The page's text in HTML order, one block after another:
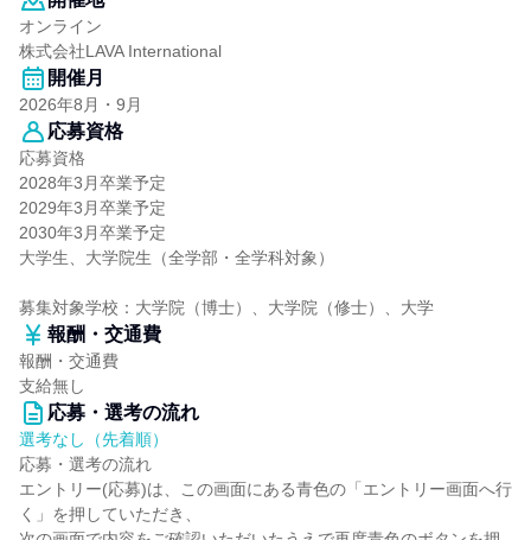
オンライン
株式会社LAVA International
開催月
2026年8月・9月
応募資格
応募資格
2028年3月卒業予定
2029年3月卒業予定
2030年3月卒業予定
大学生、大学院生（全学部・全学科対象）
募集対象学校：大学院（博士）、大学院（修士）、大学
報酬・交通費
報酬・交通費
支給無し
応募・選考の流れ
選考なし（先着順）
応募・選考の流れ
エントリー(応募)は、この画面にある青色の「エントリー画面へ行
く」を押していただき、